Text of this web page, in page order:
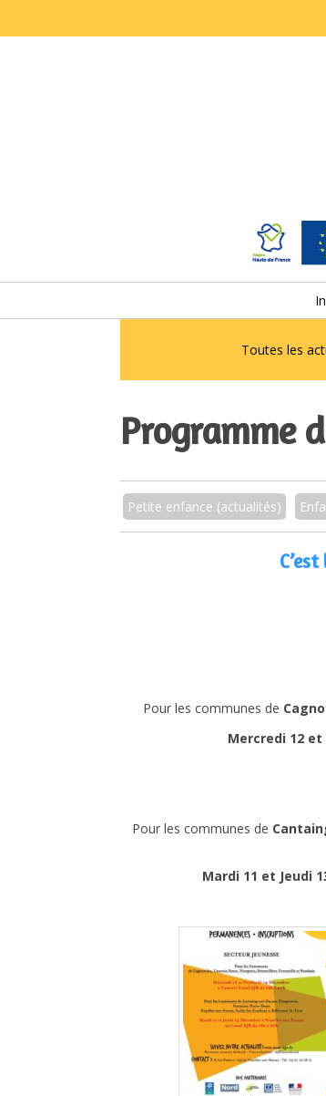
Toutes les
Programme
Petite enfance (actualités)
Pour les communes de
Mercredi 12 et
Pour les communes de
Mardi 11 et Jeudi